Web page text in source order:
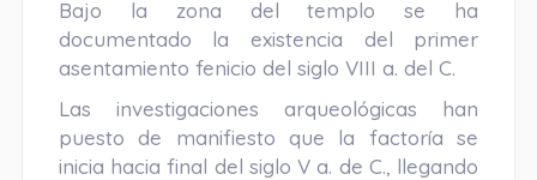
Bajo la zona del templo se ha
documentado la existencia del primer
asentamiento fenicio del siglo VIII a. del C.
Las investigaciones arqueológicas han
puesto de manifiesto que la factoría se
inicia hacia final del siglo V a. de C., llegando